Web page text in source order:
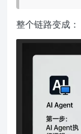
整个链路变成：